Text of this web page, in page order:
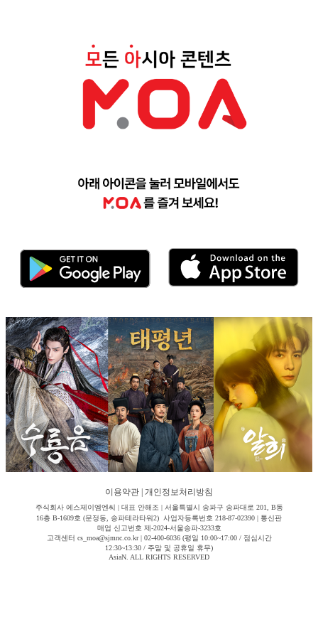
이용약관 개인정보처리방침
주식회사 에스제이엠엔씨 | 대표 안해조 | 서울특별시 송파구 송파대로 201, B동
16층 B-1609호 (문정동, 송파테라타워2) 사업자등록번호 218-87-02390 | 통신판
매업 신고번호 제-2024-서울송파-3233호
고객센터 cs_moa@sjmnc.co.kr | 02-400-6036 (평일 10:00~17:00 / 점심시간
12:30~13:30 / 주말 및 공휴일 휴무)
AsiaN. ALL RIGHTS RESERVED